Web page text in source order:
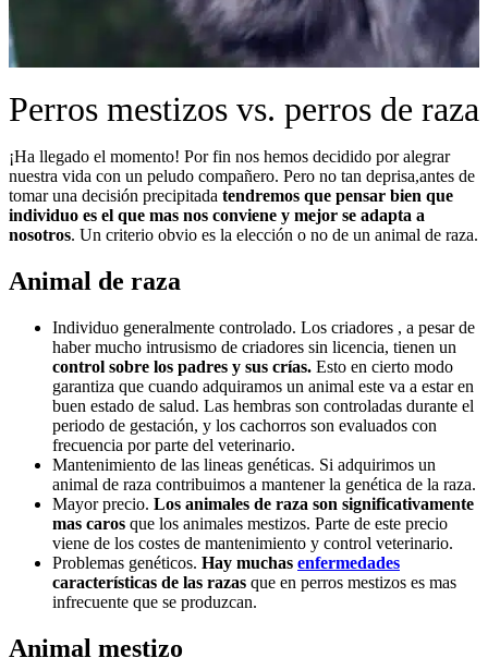
Perros mestizos vs. perros de raza
¡Ha llegado el momento! Por fin nos hemos decidido por alegrar
nuestra vida con un peludo compañero. Pero no tan deprisa,antes de
tomar una decisión precipitada tendremos que pensar bien que
individuo es el que mas nos conviene y mejor se adapta a
nosotros. Un criterio obvio es la elección o no de un animal de raza.
Animal de raza
Individuo generalmente controlado. Los criadores , a pesar de
haber mucho intrusismo de criadores sin licencia, tienen un
control sobre los padres y sus crías. Esto en cierto modo
garantiza que cuando adquiramos un animal este va a estar en
buen estado de salud. Las hembras son controladas durante el
periodo de gestación, y los cachorros son evaluados con
frecuencia por parte del veterinario.
Mantenimiento de las lineas genéticas. Si adquirimos un
animal de raza contribuimos a mantener la genética de la raza.
Mayor precio. Los animales de raza son significativamente
mas caros que los animales mestizos. Parte de este precio
viene de los costes de mantenimiento y control veterinario.
Problemas genéticos. Hay muchas enfermedades
características de las razas que en perros mestizos es mas
infrecuente que se produzcan.
Animal mestizo